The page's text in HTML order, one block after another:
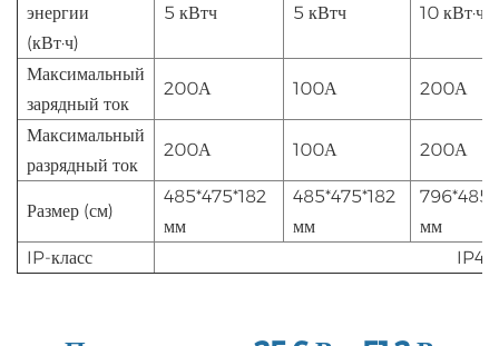
энергии
(кВт·ч)
5 кВтч 5 кВтч 10 кВт·ч
Максимальный
зарядный ток
200А 100А 200А
Максимальный
разрядный ток
200А 100А 200А
Размер (см)
485*475*182
мм
485*475*182
мм
мм
IP-класс
IP43